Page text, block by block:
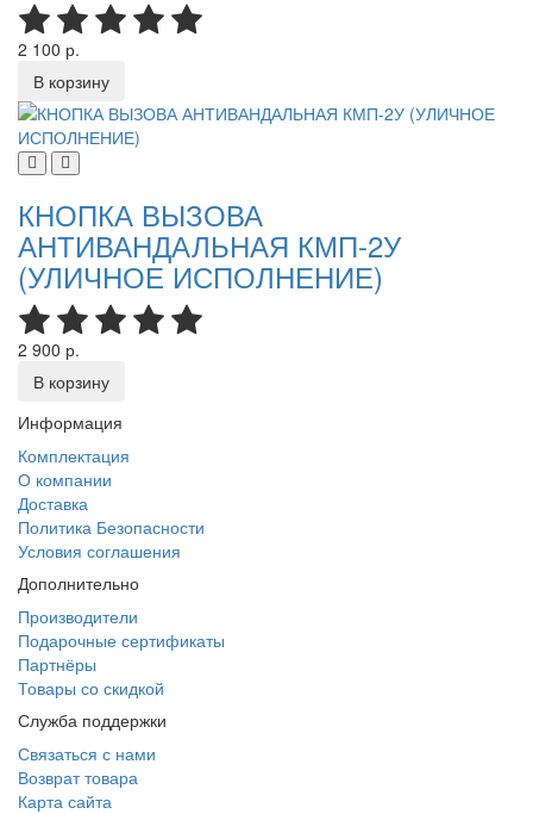
2 100 р.
В корзину
КНОПКА ВЫЗОВА
АНТИВАНДАЛЬНАЯ КМП-2У
(УЛИЧНОЕ ИСПОЛНЕНИЕ)
2 900 р.
В корзину
Информация
Комплектация
О компании
Доставка
Политика Безопасности
Условия соглашения
Дополнительно
Производители
Подарочные сертификаты
Партнёры
Товары со скидкой
Служба поддержки
Связаться с нами
Возврат товара
Карта сайта